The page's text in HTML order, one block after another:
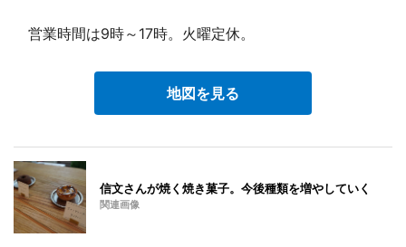
営業時間は9時～17時。火曜定休。
地図を見る
信文さんが焼く焼き菓子。今後種類を増やしていく
関連画像